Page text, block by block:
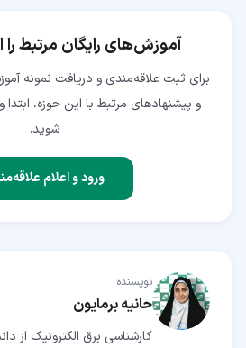
آموزش‌های رایگان مرتبط
برای ثبت علاقه‌مندی و دریافت نمونه
و پیشنهادهای مرتبط با این حوزه،
شوید.
ورود و اعلام
نویسنده
حانیه برمایون
کارشناسی برق الکترونیک از